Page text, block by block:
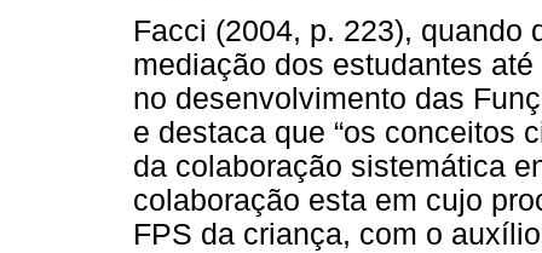
Facci (2004, p. 223), quando
mediação dos estudantes
no desenvolvimento das
e destaca que “os conceitos
da colaboração sistemática
colaboração esta em cujo
FPS da criança, com o